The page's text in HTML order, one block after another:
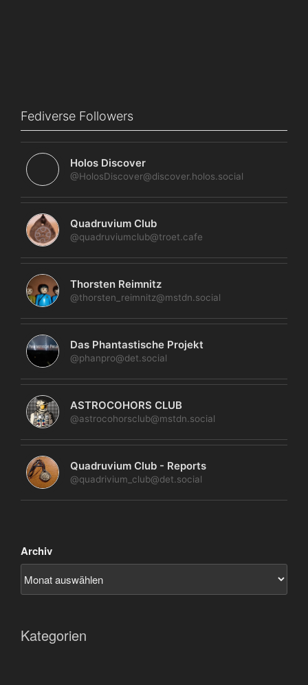
Fediverse Followers
Holos Discover
@HolosDiscover@discover.holos.social
Quadruvium Club
@quadruviumclub@troet.cafe
Thorsten Reimnitz
@thorsten_reimnitz@mstdn.social
Das Phantastische Projekt
@phanpro@det.social
ASTROCOHORS CLUB
@astrocohorsclub@mstdn.social
Quadruvium Club - Reports
@quadrivium_club@det.social
Archiv
Kategorien